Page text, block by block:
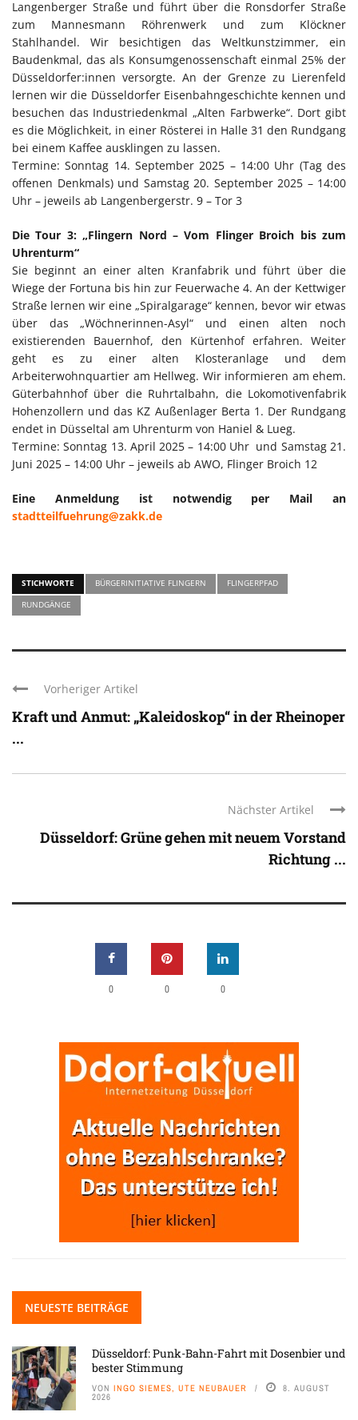
Langenberger Straße und führt über die Ronsdorfer Straße
zum Mannesmann Röhrenwerk und zum Klöckner
Stahlhandel. Wir besichtigen das Weltkunstzimmer, ein
Baudenkmal, das als Konsumgenossenschaft einmal 25% der
Düsseldorfer:innen versorgte. An der Grenze zu Lierenfeld
lernen wir die Düsseldorfer Eisenbahngeschichte kennen und
besuchen das Industriedenkmal „Alten Farbwerke“. Dort gibt
es die Möglichkeit, in einer Rösterei in Halle 31 den Rundgang
bei einem Kaffee ausklingen zu lassen.
Termine: Sonntag 14. September 2025 – 14:00 Uhr (Tag des
offenen Denkmals) und Samstag 20. September 2025 – 14:00
Uhr – jeweils ab Langenbergerstr. 9 – Tor 3
Die Tour 3: „Flingern Nord – Vom Flinger Broich bis zum
Uhrenturm“
Sie beginnt an einer alten Kranfabrik und führt über die
Wiege der Fortuna bis hin zur Feuerwache 4. An der Kettwiger
Straße lernen wir eine „Spiralgarage“ kennen, bevor wir etwas
über das „Wöchnerinnen-Asyl“ und einen alten noch
existierenden Bauernhof, den Kürtenhof erfahren. Weiter
geht es zu einer alten Klosteranlage und dem
Arbeiterwohnquartier am Hellweg. Wir informieren am ehem.
Güterbahnhof über die Ruhrtalbahn, die Lokomotivenfabrik
Hohenzollern und das KZ Außenlager Berta 1. Der Rundgang
endet in Düsseltal am Uhrenturm von Haniel & Lueg.
Termine: Sonntag 13. April 2025 – 14:00 Uhr und Samstag 21.
Juni 2025 – 14:00 Uhr – jeweils ab AWO, Flinger Broich 12
Eine Anmeldung ist notwendig per Mail an
stadtteilfuehrung@zakk.de
STICHWORTE BÜRGERINITIATIVE FLINGERN
FLINGERPFAD
RUNDGÄNGE
Vorheriger Artikel
Kraft und Anmut: „Kaleidoskop“ in der Rheinoper
...
Nächster Artikel
Düsseldorf: Grüne gehen mit neuem Vorstand
Richtung ...
0 0 0
NEUESTE BEITRÄGE
Düsseldorf: Punk-Bahn-Fahrt mit Dosenbier und
bester Stimmung
VON INGO SIEMES, UTE NEUBAUER 8. AUGUST
2026